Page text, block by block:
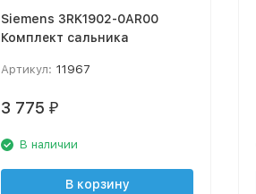
Siemens 3RK1902-0AR00
Комплект сальника
Артикул: 11967
3 775 ₽
В наличии
В корзину